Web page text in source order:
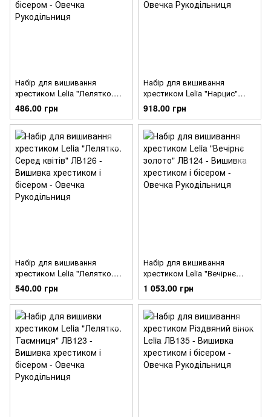
Набір для вишивання
хрестиком Lelia "Лелятко.
Гарбузятко" ЛВ128
486.00 грн
Набір для вишивання
хрестиком Lelia "Нарцис"
ЛВ127
918.00 грн
Набір для вишивання
хрестиком Lelia "Лелятко.
Серед квітів" ЛВ126
540.00 грн
Набір для вишивання
хрестиком Lelia "Вечірнє
золото" ЛВ124
1 053.00 грн